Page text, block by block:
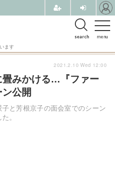
menu
search
ます
畳みかける…『ファー
公開
子と芳根京子の面会室でのシーン
。
2021.2.10 Wed 12:00